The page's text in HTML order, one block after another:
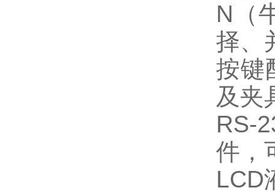
N（
择、
按键
及夹
RS-
件，
LCD